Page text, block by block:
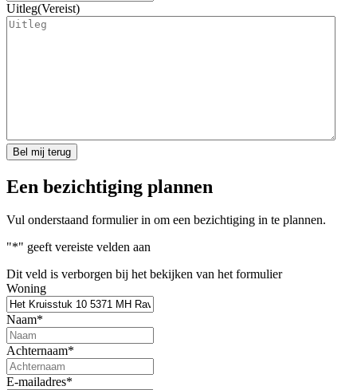
Uitleg(Vereist)
Een bezichtiging plannen​
Vul onderstaand formulier in om een bezichtiging in te plannen.
"*" geeft vereiste velden aan
Dit veld is verborgen bij het bekijken van het formulier
Woning
Naam*
Achternaam*
E-mailadres*